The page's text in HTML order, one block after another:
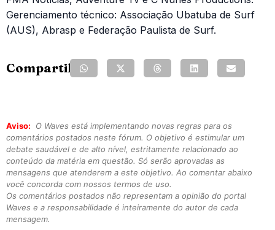
Gerenciamento técnico: Associação Ubatuba de Surf
(AUS), Abrasp e Federação Paulista de Surf.
Compartilhe:
Aviso:
O Waves está implementando novas regras para os
comentários postados neste fórum. O objetivo é estimular um
debate saudável e de alto nível, estritamente relacionado ao
conteúdo da matéria em questão. Só serão aprovadas as
mensagens que atenderem a este objetivo. Ao comentar abaixo
você concorda com nossos termos de uso.
Os comentários postados não representam a opinião do portal
Waves e a responsabilidade é inteiramente do autor de cada
mensagem.